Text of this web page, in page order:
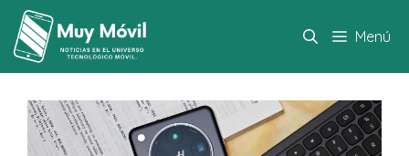
Saltar
contenido
Menú